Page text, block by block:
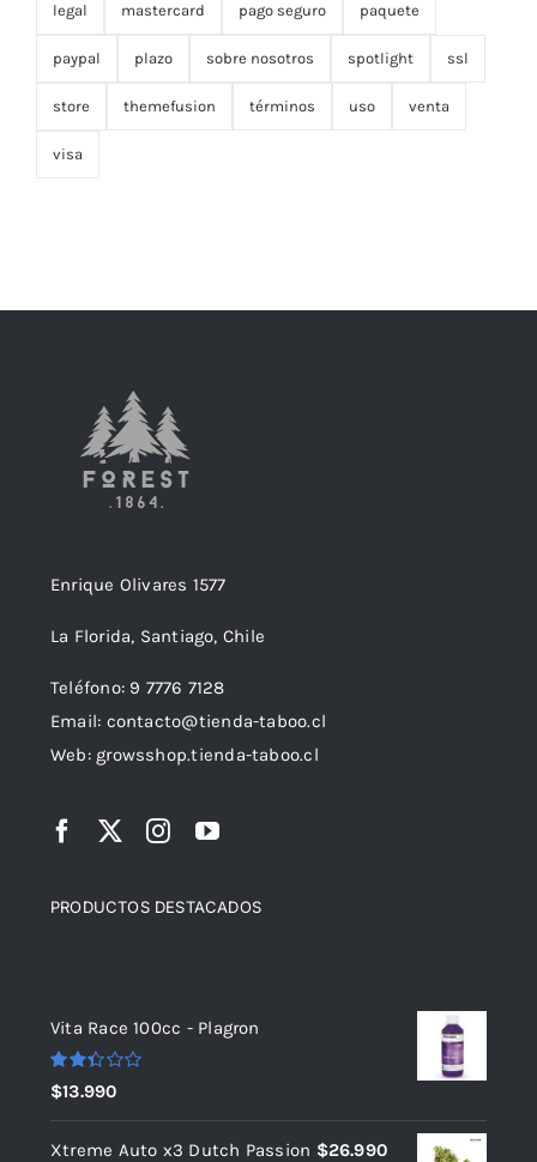
legal mastercard pago seguro paquete
paypal plazo sobre nosotros spotlight ssl
store themefusion términos uso venta
visa
Enrique Olivares 1577
La Florida, Santiago, Chile
Teléfono: 9 7776 7128
Email: contacto@tienda-taboo.cl
Web: growsshop.tienda-taboo.cl
PRODUCTOS DESTACADOS
Vita Race 100cc - Plagron
Valorado
con
2.37
de 5
$13.990
Xtreme Auto x3 Dutch Passion $26.990